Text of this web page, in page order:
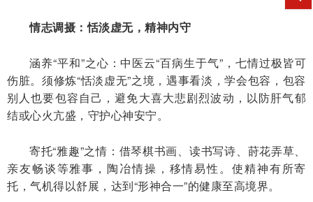
情志调摄：恬淡虚无，精神内守
涵养“平和”之心：中医云“百病生于气”，七情过极皆可
伤脏。须修炼“恬淡虚无”之境，遇事看淡，学会包容，包容
别人也要包容自己，避免大喜大悲剧烈波动，以防肝气郁
结或心火亢盛，守护心神安宁。
寄托“雅趣”之情：借琴棋书画、读书写诗、莳花弄草、
亲友畅谈等雅事，陶冶情操，移情易性。使精神有所寄
托，气机得以舒展，达到“形神合一”的健康至高境界。